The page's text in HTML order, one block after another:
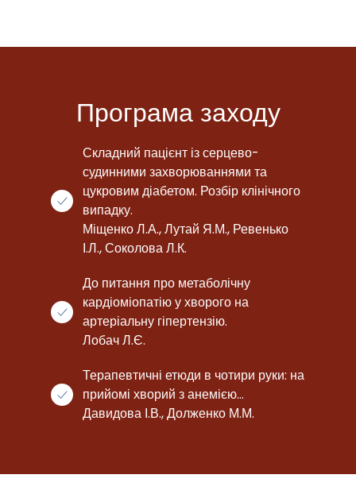
Програма заходу
Складний пацієнт із серцево-
судинними захворюваннями та
цукровим діабетом. Розбір клінічного
випадку.
Міщенко Л.А., Лутай Я.М., Ревенько
І.Л., Соколова Л.К.
До питання про метаболічну
кардіоміопатію у хворого на
артеріальну гіпертензію.
Лобач Л.Є.
Терапевтичні етюди в чотири руки: на
прийомі хворий з анемією…
Давидова І.В., Долженко М.М.